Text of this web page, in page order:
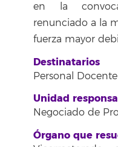
en la
renunciado a la
fuerza mayor
Destinatarios
Personal
Unidad
Negociado de
Órgano que